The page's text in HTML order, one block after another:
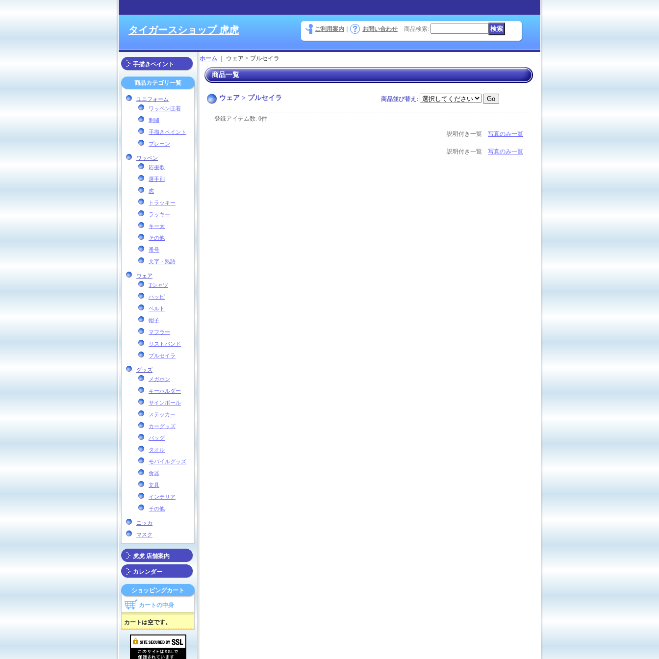
タイガースショップ 虎虎 ご利用案内 お問い合わせ 商品検索:
手描きペイント
商品カテゴリ一覧
ユニフォーム
ワッペン圧着
刺繍
手描きペイント
プレーン
ワッペン
応援歌
選手別
虎
トラッキー
ラッキー
キー太
その他
番号
文字・熟語
ウェア
Tシャツ
ハッピ
ベルト
帽子
マフラー
リストバンド
プルセイラ
グッズ
メガホン
キーホルダー
サインボール
ステッカー
カーグッズ
バッグ
タオル
モバイルグッズ
食器
文具
インテリア
その他
ニッカ
マスク
虎虎 店舗案内
カレンダー
ショッピングカート
カートの中身
カートは空です。
ホーム ウェア > プルセイラ
商品一覧
ウェア > プルセイラ 商品並び替え :
登録アイテム数: 0件
説明付き一覧 写真のみ一覧
説明付き一覧 写真のみ一覧